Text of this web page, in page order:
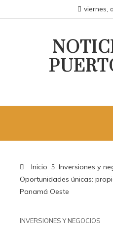
viernes,
Inicio
Inversiones y
Oportunidades únicas:
Panamá Oeste
INVERSIONES Y NEGOCIOS